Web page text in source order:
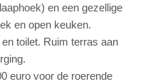
en een gezellige
en open keuken.
toilet. Ruim terras aan
euro voor de roerende